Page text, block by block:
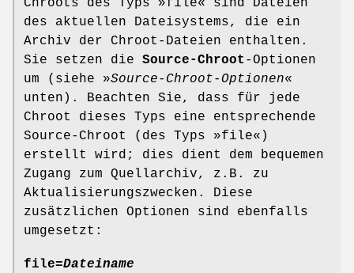
Chroots des Typs »file« sind Dateien
des aktuellen Dateisystems, die ein
Archiv der Chroot-Dateien enthalten.
Sie setzen die Source-Chroot -Optionen
um (siehe »Source-Chroot-Optionen«
unten). Beachten Sie, dass für jede
Chroot dieses Typs eine entsprechende
Source-Chroot (des Typs »file«)
erstellt wird; dies dient dem bequemen
Zugang zum Quellarchiv, z.B. zu
Aktualisierungszwecken. Diese
zusätzlichen Optionen sind ebenfalls
umgesetzt:
file=Dateiname